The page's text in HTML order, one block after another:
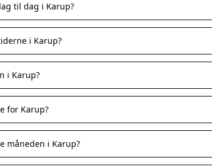
til dag i Karup?
i Karup?
i Karup?
for Karup?
måneden i Karup?